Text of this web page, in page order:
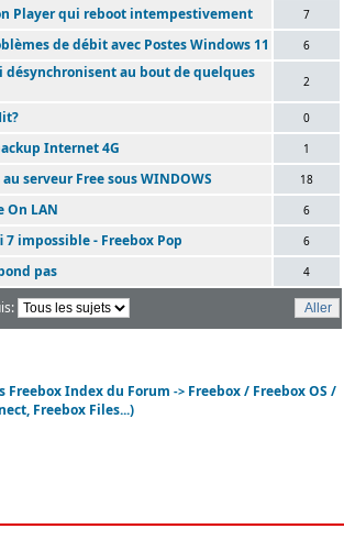
Player qui reboot intempestivement 7
de débit avec Postes Windows 11 6
désynchronisent au bout de quelques
2
0
Internet 4G 1
serveur Free sous WINDOWS 18
On LAN 6
impossible - Freebox Pop 6
pas 4
Freebox Index du Forum -> Freebox / Freebox OS /
Freebox Files...)